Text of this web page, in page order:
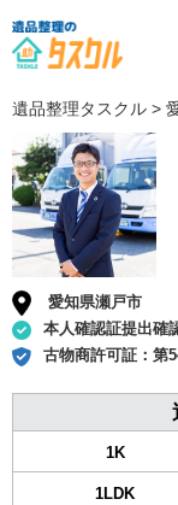
遺品整理タスクル >
愛知県瀬戸市
本人確認証提出確
古物商許可証： 第
1K
1LDK